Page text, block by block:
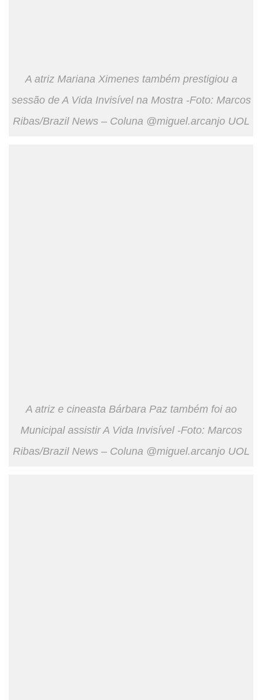
A atriz Mariana Ximenes também prestigiou a
sessão de A Vida Invisível na Mostra -Foto: Marcos
Ribas/Brazil News – Coluna @miguel.arcanjo UOL
A atriz e cineasta Bárbara Paz também foi ao
Municipal assistir A Vida Invisível -Foto: Marcos
Ribas/Brazil News – Coluna @miguel.arcanjo UOL